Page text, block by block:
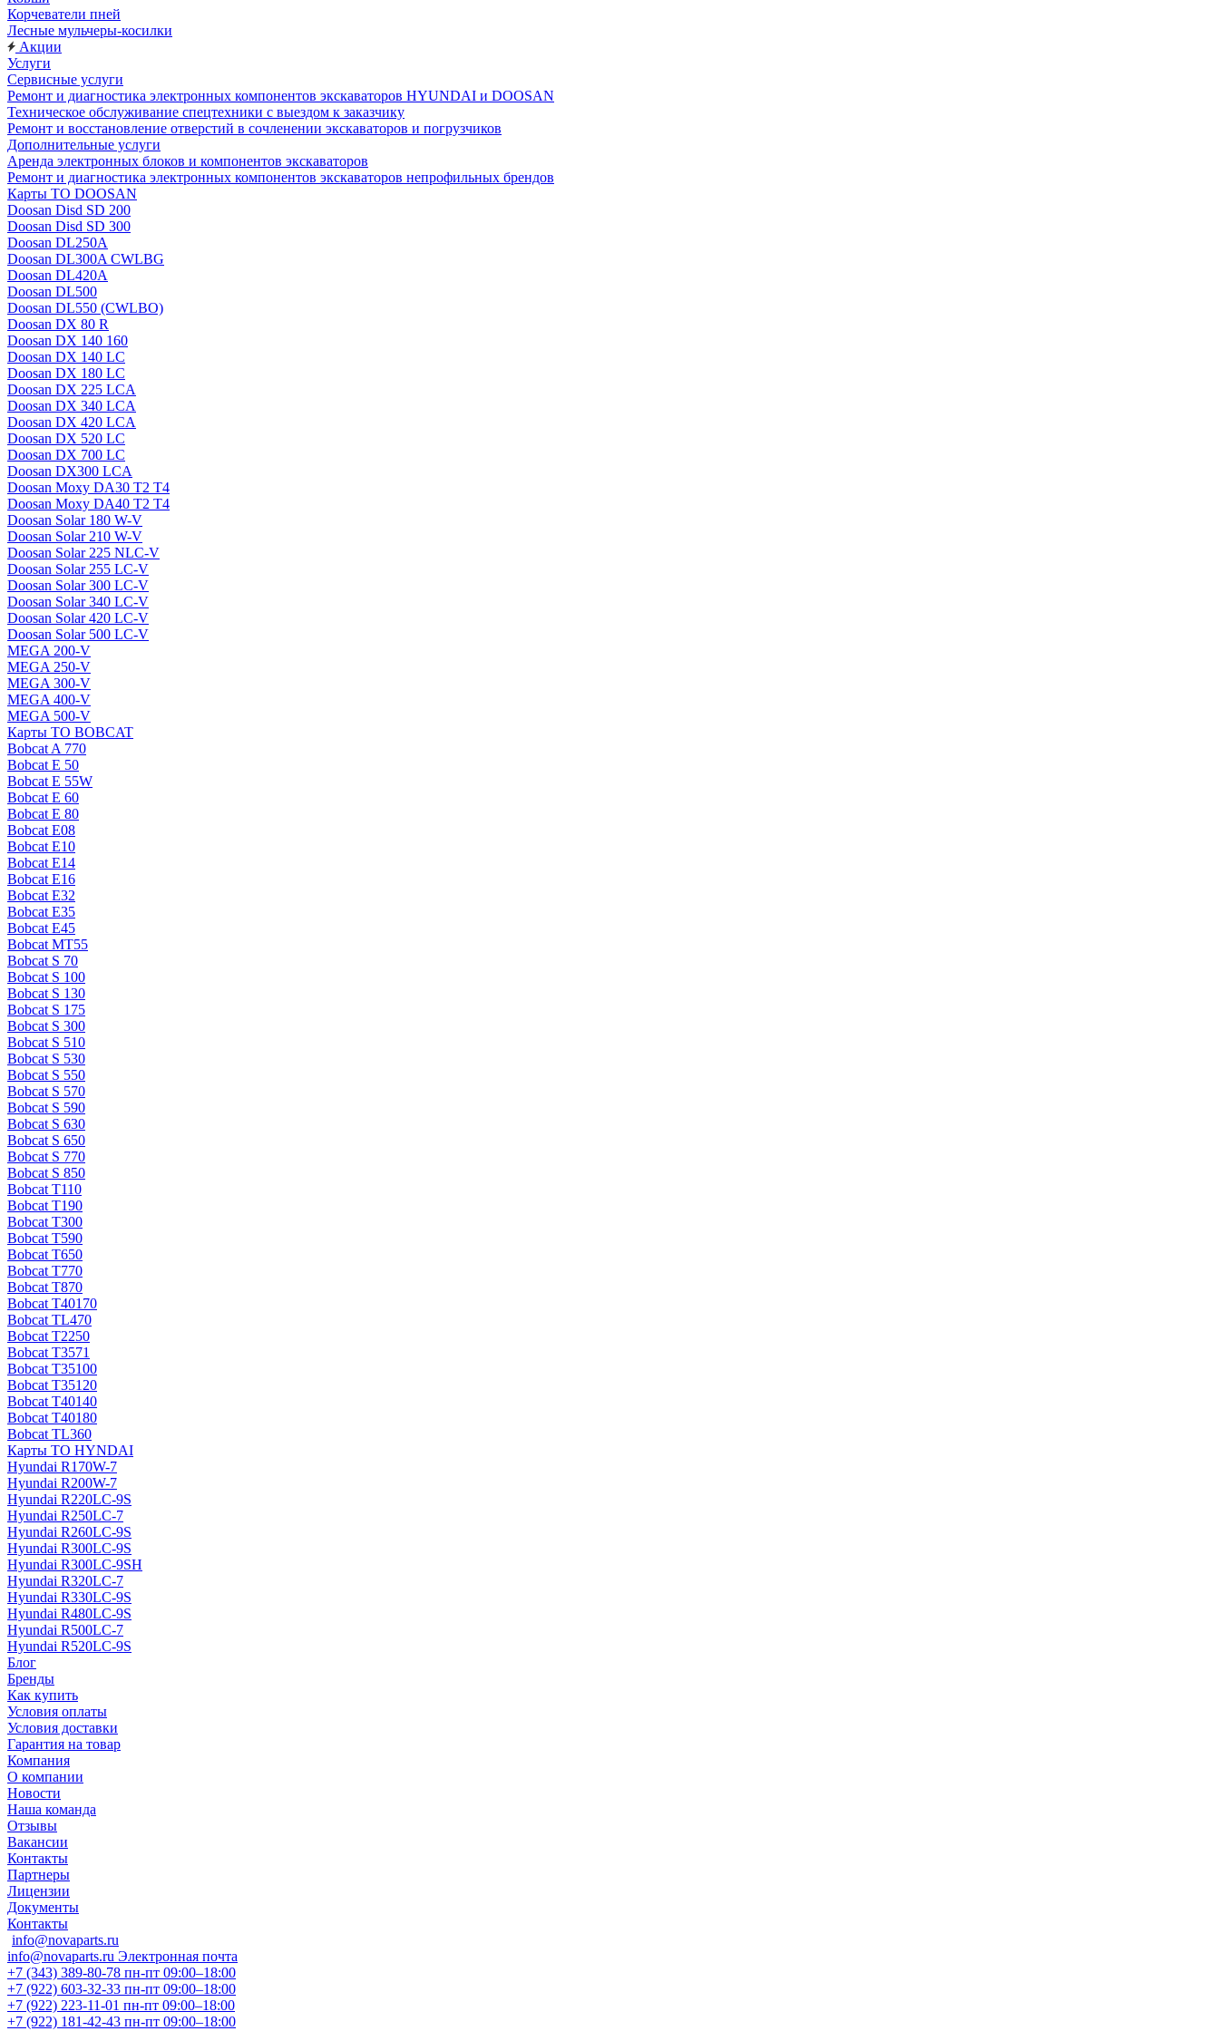
Корчеватели пней
Лесные мульчеры-косилки
Акции
Услуги
Сервисные услуги
Ремонт и диагностика электронных компонентов экскаваторов HYUNDAI и DOOSAN
Техническое обслуживание спецтехники с выездом к заказчику
Ремонт и восстановление отверстий в сочленении экскаваторов и погрузчиков
Дополнительные услуги
Аренда электронных блоков и компонентов экскаваторов
Ремонт и диагностика электронных компонентов экскаваторов непрофильных брендов
Карты ТО DOOSAN
Doosan Disd SD 200
Doosan Disd SD 300
Doosan DL250A
Doosan DL300A CWLBG
Doosan DL420A
Doosan DL500
Doosan DL550 (CWLBO)
Doosan DX 80 R
Doosan DX 140 160
Doosan DX 140 LC
Doosan DX 180 LC
Doosan DX 225 LCA
Doosan DX 340 LCA
Doosan DX 420 LCA
Doosan DX 520 LC
Doosan DX 700 LC
Doosan DX300 LCA
Doosan Moxy DA30 T2 T4
Doosan Moxy DA40 T2 T4
Doosan Solar 180 W-V
Doosan Solar 210 W-V
Doosan Solar 225 NLC-V
Doosan Solar 255 LC-V
Doosan Solar 300 LC-V
Doosan Solar 340 LC-V
Doosan Solar 420 LC-V
Doosan Solar 500 LC-V
MEGA 200-V
MEGA 250-V
MEGA 300-V
MEGA 400-V
MEGA 500-V
Карты ТО BOBCAT
Bobcat A 770
Bobcat E 50
Bobcat E 55W
Bobcat E 60
Bobcat E 80
Bobcat E08
Bobcat E10
Bobcat E14
Bobcat E16
Bobcat E32
Bobcat E35
Bobcat E45
Bobcat MT55
Bobcat S 70
Bobcat S 100
Bobcat S 130
Bobcat S 175
Bobcat S 300
Bobcat S 510
Bobcat S 530
Bobcat S 550
Bobcat S 570
Bobcat S 590
Bobcat S 630
Bobcat S 650
Bobcat S 770
Bobcat S 850
Bobcat T110
Bobcat T190
Bobcat T300
Bobcat T590
Bobcat T650
Bobcat T770
Bobcat T870
Bobcat T40170
Bobcat TL470
Bobcat Т2250
Bobcat Т3571
Bobcat Т35100
Bobcat Т35120
Bobcat Т40140
Bobcat Т40180
Bobcat ТL360
Карты ТО HYNDAI
Hyundai R170W-7
Hyundai R200W-7
Hyundai R220LC-9S
Hyundai R250LC-7
Hyundai R260LC-9S
Hyundai R300LC-9S
Hyundai R300LC-9SH
Hyundai R320LC-7
Hyundai R330LC-9S
Hyundai R480LC-9S
Hyundai R500LC-7
Hyundai R520LC-9S
Блог
Бренды
Как купить
Условия оплаты
Условия доставки
Гарантия на товар
Компания
О компании
Новости
Наша команда
Отзывы
Вакансии
Контакты
Партнеры
Лицензии
Документы
Контакты
info@novaparts.ru
info@novaparts.ru Электронная почта
+7 (343) 389-80-78 пн-пт 09:00–18:00
+7 (922) 603-32-33 пн-пт 09:00–18:00
+7 (922) 223-11-01 пн-пт 09:00–18:00
+7 (922) 181-42-43 пн-пт 09:00–18:00